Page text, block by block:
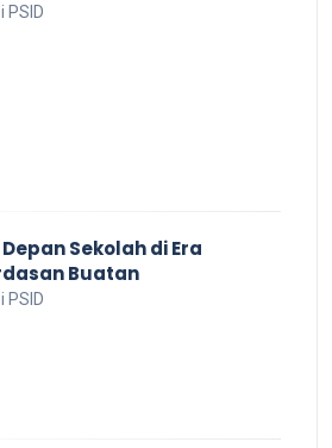
PSID
Sekolah di Era
Buatan
PSID